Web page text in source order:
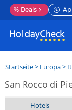
% Deals
Startseite> Europa>
San Rocco di
Hotels